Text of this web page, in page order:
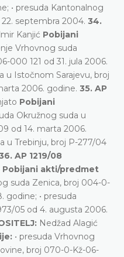
• presuda Kantonalnog
septembra 2004. 34.
Kanjić Pobijani
Vrhovnog suda
000 121 od 31. jula 2006.
u Istočnom Sarajevu, broj
2006. godine. 35. AP
Pobijani
Okružnog suda u
od 14. marta 2006.
u Trebinju, broj P-277/04
AP 1219/08
Pobijani akti/predmet
suda Zenica, broj 004-0-
godine; • presuda
05 od 4. augusta 2006.
Nedžad Alagić
• presuda Vrhovnog
broj 070-0-Kž-06-